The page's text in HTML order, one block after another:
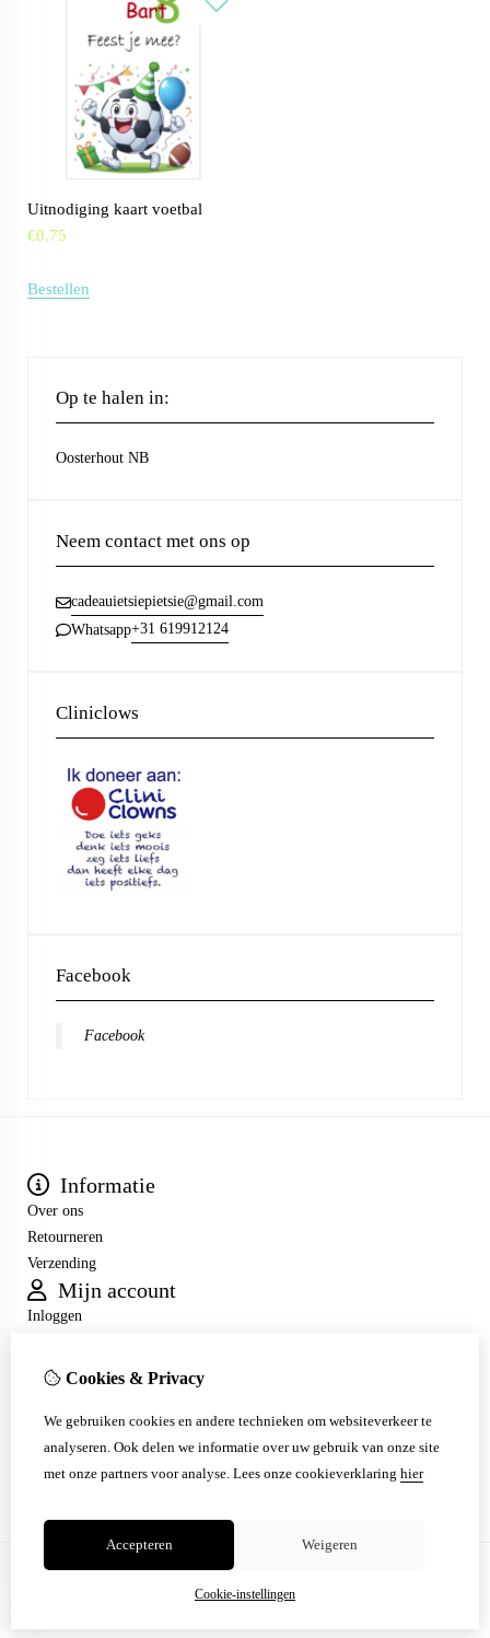
Uitnodiging kaart voetbal
€0,75
Bestellen
Op te halen in:
Oosterhout NB
Neem contact met ons op
cadeauietsiepietsie@gmail.com
Whatsapp+31 619912124
Cliniclows
Facebook
Facebook
Informatie
Over ons
Retourneren
Verzending
Mijn account
Inloggen
Verlanglijst
Klantenservice
Contact
Sitemap
Cookies & Privacy
We gebruiken cookies en andere technieken om websiteverkeer te
analyseren. Ook delen we informatie over uw gebruik van onze site
met onze partners voor analyse. Lees onze cookieverklaring hier
Accepteren Weigeren
Cookie-instellingen